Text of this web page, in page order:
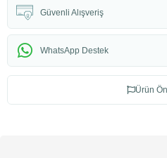
Güvenli Alışveriş
WhatsApp Destek
Ürün